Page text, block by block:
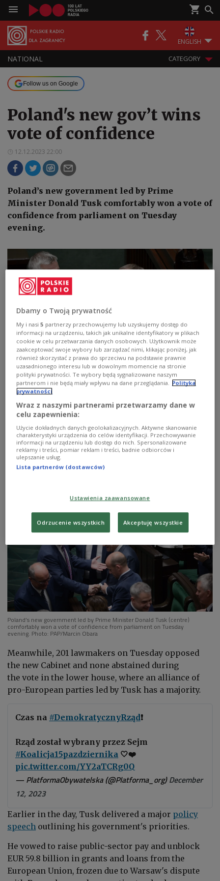
ENGLISH
NATIONAL CATEGORY
Follow us on Google
Poland's new gov’t wins
vote of confidence
12.12.2023 22:00
Poland’s new government led by Prime
Minister Donald Tusk comfortably won a vote of
confidence from parliament on Tuesday
evening.
Donald Tusk (second from right) in parliament on Tuesday. PAP/Marcin
Obara
A total of 248 MPs backed Tusk’s
after a bloc of parties led by his liberal Civic
Coalition (KO) stormed to power with a strong
showing in Poland's October
15 parliamentaryelections.
Poland’s new government led by Prime Minister Donald Tusk (centre)
comfortably won a vote of confidence from parliament on Tuesday
evening. Photo: PAP/Marcin Obara
Meanwhile, 201 lawmakers on Tuesday opposed
the new Cabinet and none abstained during
the vote in the lower house, where an alliance of
pro-European parties led by Tusk has a majority.
Czas na #DemokratycznyRząd❗️
Rząd został wybrany przez Sejm
#Koalicja15pazdziernika 🤍❤️
pic.twitter.com/YY2aTCRg0Q
— PlatformaObywatelska (@Platforma_org)December
12, 2023
Earlier in the day, Tusk delivered a major policy
speech outlining his government's priorities.
He vowed to raise public-sector pay and unblock
EUR 59.8 billion in grants and loans from the
European Union, frozen due to Warsaw's dispute
Dbamy o Twoją prywatność
My i nasi5 partnerzy przechowujemy lub uzyskujemy dostęp do
informacji na urządzeniu, takich jak unikalne identyfikatory w plikach
cookie w celu przetwarzania danych osobowych. Użytkownik może
zaakceptować swoje wybory lub zarządzać nimi, klikając poniżej, jak
również skorzystać z prawa do sprzeciwu na podstawie prawnie
uzasadnionego interesu lub w dowolnym momencie na stronie
polityki prywatności. Te wybory będą sygnalizowane naszym
partnerom i nie będą miały wpływu na dane przeglądania.
Polityka
prywatności
Wraz z naszymi partnerami przetwarzamy dane w
celu zapewnienia:
Użycie dokładnych danych geolokalizacyjnych. Aktywne skanowanie
charakterystyki urządzenia do celów identyfikacji. Przechowywanie
informacji na urządzeniu lub dostęp do nich. Spersonalizowane
reklamy i treści, pomiar reklam i treści, badnie odbiorców i
ulepszanie usług.
Lista partnerów (dostawców)
Ustawienia zaawansowane
Odrzucenie wszystkich Akceptuję wszystkie